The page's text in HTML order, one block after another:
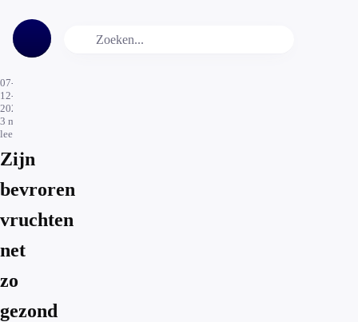
07-
12-
2020
3 min.
leestijd
Zijn
bevroren
vruchten
net
zo
gezond